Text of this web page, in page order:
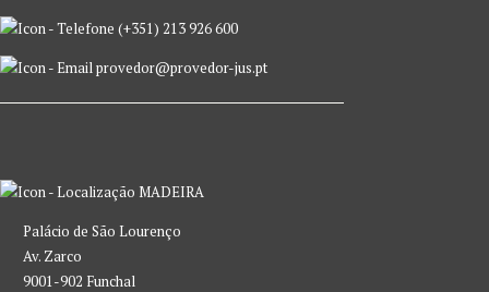
(+351) 213 926 600
provedor@provedor-jus.pt
MADEIRA
Palácio de São Lourenço
Av. Zarco
9001-902 Funchal